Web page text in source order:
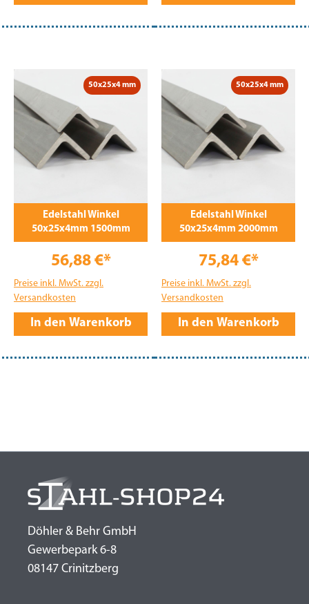
50x25x4 mm
Edelstahl Winkel
50x25x4mm 1500mm
56,88 €*
Preise inkl. MwSt. zzgl.
Versandkosten
In den Warenkorb
50x25x4 mm
Edelstahl Winkel
50x25x4mm 2000mm
75,84 €*
Preise inkl. MwSt. zzgl.
Versandkosten
In den Warenkorb
Döhler & Behr GmbH
Gewerbepark 6-8
08147 Crinitzberg